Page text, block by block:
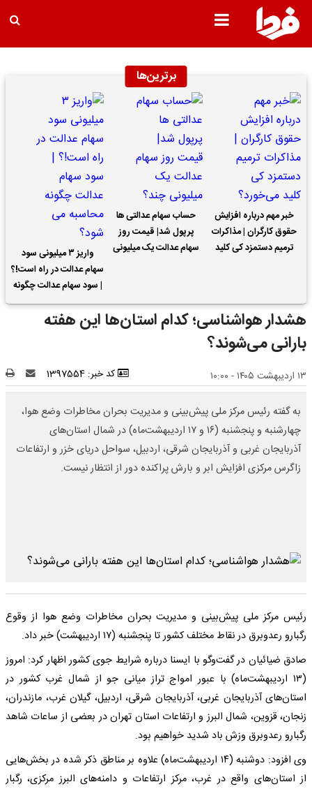
برترین‌ها
خبر مهم درباره افزایش
حقوق کارگران | مذاکرات
ترمیم دستمزد کی کلید
حساب سهام عدالتی ها
پرپول شد| قیمت روز
سهام عدالت یک میلیونی
واریز ۳ میلیونی سود
سهام عدالت در راه است!؟
| سود سهام عدالت چگونه
محاسبه می شود؟
هشدار هواشناسی؛ کدام استان‌ها این هفته
بارانی می‌شوند؟
۱۳ اردیبهشت ۱۴۰۵ - ۱۰:۰۰ کد خبر: 1397554
به گفته رئیس مرکز ملی پیش‌بینی و مدیریت بحران مخاطرات وضع هوا،
چهارشنبه و پنجشنبه (۱۶ و ۱۷ اردیبهشت‌ماه) در شمال استان‌های
آذربایجان غربی و آذربایجان شرقی، اردبیل، سواحل دریای خزر و ارتفاعات
زاگرس مرکزی افزایش ابر و بارش پراکنده دور از انتظار نیست.
رئیس مرکز ملی پیش‌بینی و مدیریت بحران مخاطرات وضع هوا از وقوع
رگبارو رعدوبرق در نقاط مختلف کشور تا پنجشنبه (۱۷ اردیبهشت) خبر داد.
صادق ضیائیان در گفت‌وگو با ایسنا درباره شرایط جوی کشور اظهار کرد: امروز
(۱۳ اردیبهشت‌ماه) با عبور امواج تراز میانی جو از شمال غرب کشور در
استان‌های آذربایجان غربی، آذربایجان شرقی، اردبیل، گیلان غرب، مازندران،
زنجان، قزوین، شمال البرز و ارتفاعات استان تهران در بعضی از ساعات شاهد
رگبارو رعدوبرق وزش باد شدید خواهیم بود.
وی افزود: دوشنبه (۱۴ اردیبهشت‌ماه) علاوه بر مناطق ذکر شده در بخش‌هایی
از استان‌های واقع در غرب، مرکز ارتفاعات و دامنه‌های البرز مرکزی، رگبار